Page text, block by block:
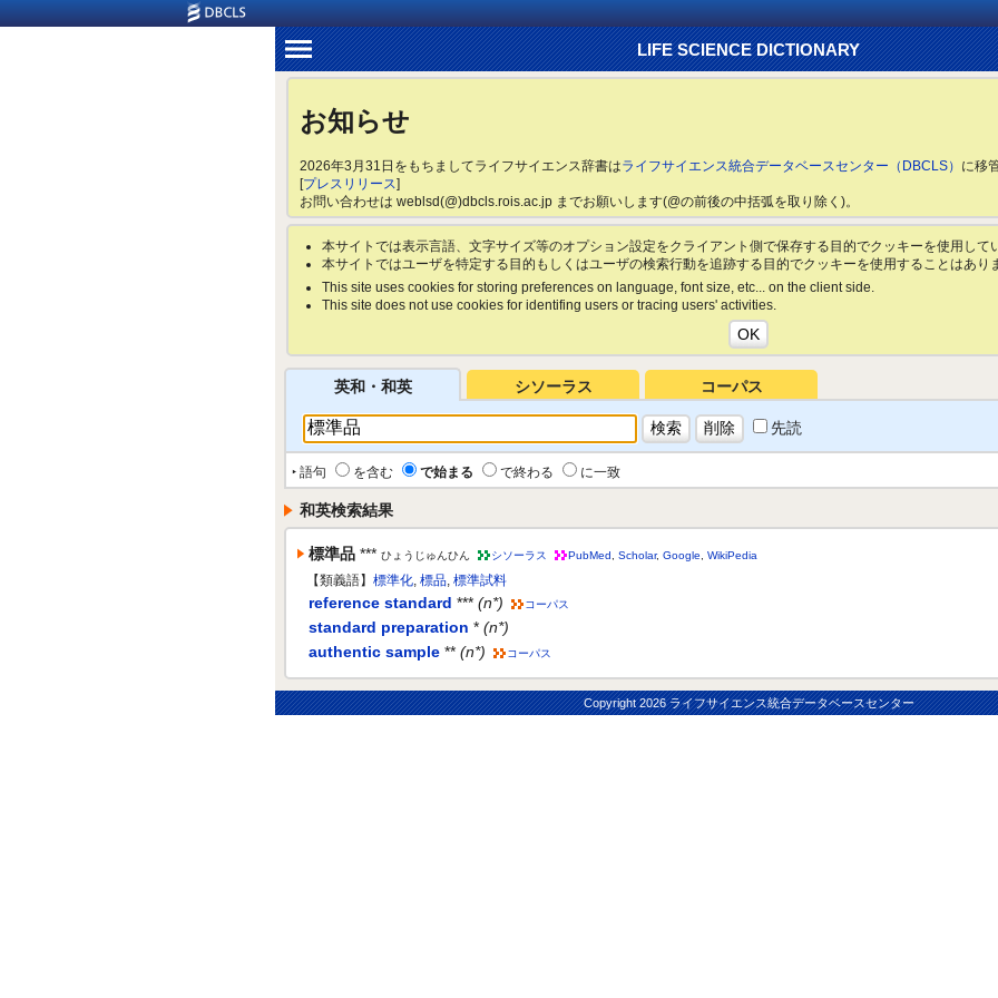
LIFE SCIENCE DICTIONARY
お知らせ
2026年3月31日をもちましてライフサイエンス辞書はライフサイエンス統合データベースセンター（DBCLS） に移
[プレスリリース]
お問い合わせは weblsd(@)dbcls.rois.ac.jp までお願いします(@の前後の中括弧を取り除く)。
本サイトでは表示言語、文字サイズ等のオプション設定をクライアント側で保存する目的でクッキーを使用して
本サイトではユーザを特定する目的もしくはユーザの検索行動を追跡する目的でクッキーを使用することはあり
This site uses cookies for storing preferences on language, font size, etc... on the client side.
This site does not use cookies for identifing users or tracing users' activities.
英和・和英 シソーラス コーパス
先読
‣ 語句 を含む で始まる で終わる
に一致
和英検索結果
標準品 *** ひょうじゅんひん シソーラス PubMed Scholar, Google WikiPedia
【類義語】 標準化, 標品, 標準試料
reference standard *** (n*) コーパス
standard preparation * (n*)
authentic sample ** (n*) コーパス
Copyright2026 ライフサイエンス統合データベースセンター